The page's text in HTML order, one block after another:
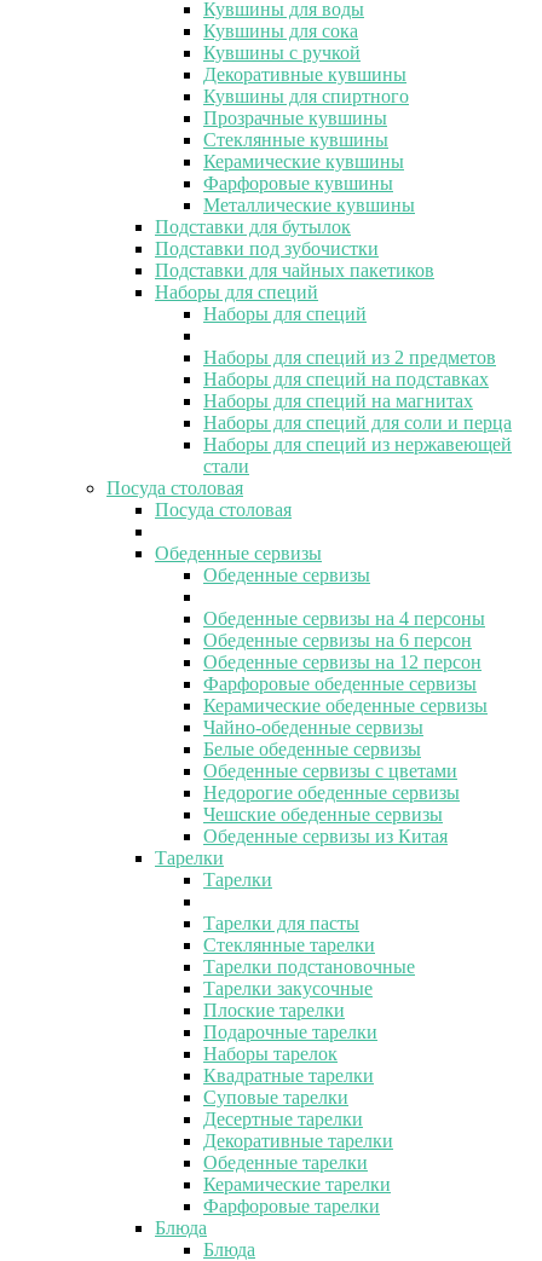
Кувшины для воды
Кувшины для сока
Кувшины с ручкой
Декоративные кувшины
Кувшины для спиртного
Прозрачные кувшины
Стеклянные кувшины
Керамические кувшины
Фарфоровые кувшины
Металлические кувшины
Подставки для бутылок
Подставки под зубочистки
Подставки для чайных пакетиков
Наборы для специй
Наборы для специй
Наборы для специй из 2 предметов
Наборы для специй на подставках
Наборы для специй на магнитах
Наборы для специй для соли и перца
Наборы для специй из нержавеющей
стали
Посуда столовая
Посуда столовая
Обеденные сервизы
Обеденные сервизы
Обеденные сервизы на 4 персоны
Обеденные сервизы на 6 персон
Обеденные сервизы на 12 персон
Фарфоровые обеденные сервизы
Керамические обеденные сервизы
Чайно-обеденные сервизы
Белые обеденные сервизы
Обеденные сервизы с цветами
Недорогие обеденные сервизы
Чешские обеденные сервизы
Обеденные сервизы из Китая
Тарелки
Тарелки
Тарелки для пасты
Стеклянные тарелки
Тарелки подстановочные
Тарелки закусочные
Плоские тарелки
Подарочные тарелки
Наборы тарелок
Квадратные тарелки
Суповые тарелки
Десертные тарелки
Декоративные тарелки
Обеденные тарелки
Керамические тарелки
Фарфоровые тарелки
Блюда
Блюда